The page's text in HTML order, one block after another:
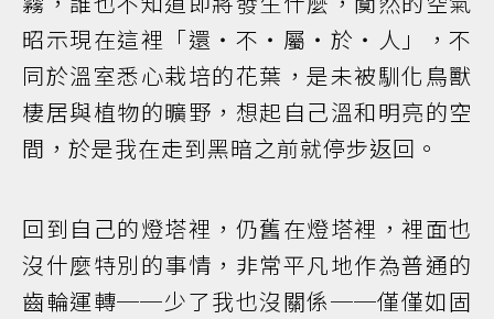
昭示現在這裡「還‧不‧屬‧於‧人」，不
同於溫室悉心栽培的花葉，是未被馴化鳥獸
棲居與植物的曠野，想起自己溫和明亮的空
間，於是我在走到黑暗之前就停步返回。
回到自己的燈塔裡，仍舊在燈塔裡，裡面也
沒什麼特別的事情，非常平凡地作為普通的
齒輪運轉──少了我也沒關係──僅僅如固